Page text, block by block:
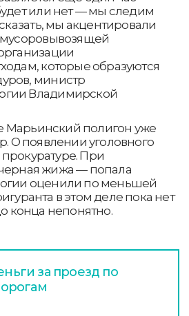
или нет — мы следим
мы акцентировали
мусоровывозящей
которые образуются
министр
Владимирской
Марьинский полигон уже
О появлении уголовного
При
жижа — попала
оценили по меньшей
в этом деле пока нет
конца непонятно.
за проезд по